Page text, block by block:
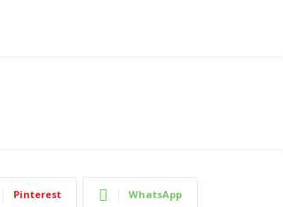
Pinterest WhatsApp